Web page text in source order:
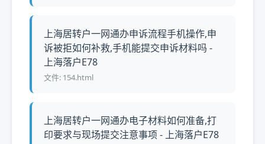
上海居转户一网通办申诉流程手机操作,申
诉被拒如何补救,手机能提交申诉材料吗 -
上海落户E78
文件: 154.html
上海居转户一网通办电子材料如何准备,打
印要求与现场提交注意事项 - 上海落户E78